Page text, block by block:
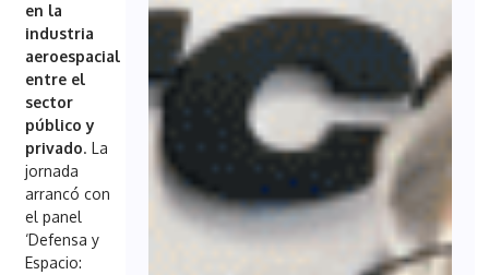
en la
industria
aeroespacial
entre el
sector
público y
privado. La
jornada
arrancó con
el panel
‘Defensa y
Espacio: